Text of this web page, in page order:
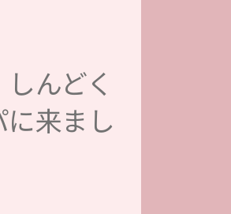
んどく
来まし